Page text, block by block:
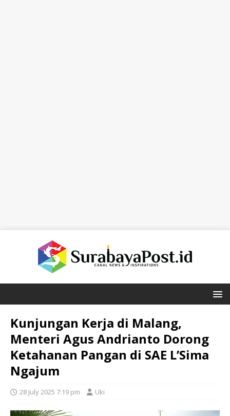
Kunjungan Kerja di Malang,
Menteri Agus Andrianto Dorong
Ketahanan Pangan di SAE L’Sima
Ngajum
28 July 2025 7:19 pm Uki